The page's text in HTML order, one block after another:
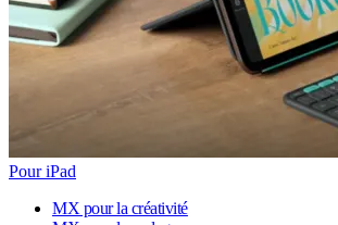
Pour iPad
MX pour la créativité